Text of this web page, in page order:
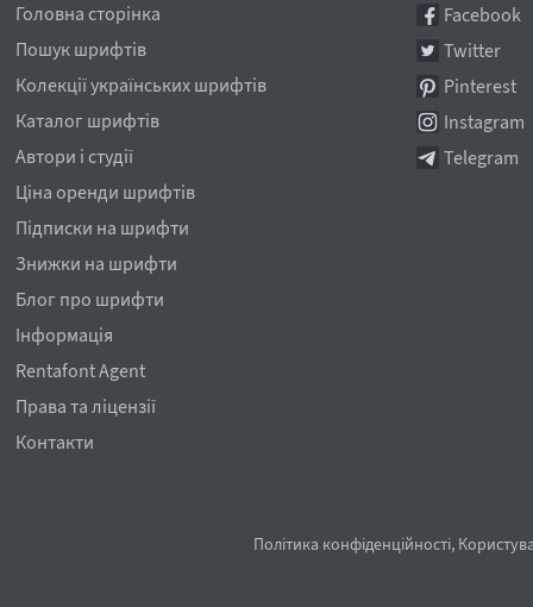
Головна сторінка
Пошук шрифтів
Колекції українських шрифтів
Каталог шрифтів
Автори і студії
Ціна оренди шрифтів
Підписки на шрифти
Знижки на шрифти
Блог про шрифти
Інформація
Rentafont Agent
Права та ліцензії
Контакти
Facebook
Twitter
Pinterest
Instagram
Telegram
Політика конфіденційності,